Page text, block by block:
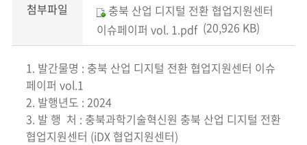
첨부파일
충북 산업 디지털 전환 협업지원센터
이슈페이퍼 vol. 1.pdf(20,926 KB)
1. 발간물명 : 충북 산업 디지털 전환 협업지원센터 이슈
페이퍼 vol.1
2. 발행년도 : 2024
3. 발 행 처 : 충북과학기술혁신원 충북 산업 디지털 전환
협업지원센터 (iDX 협업지원센터)